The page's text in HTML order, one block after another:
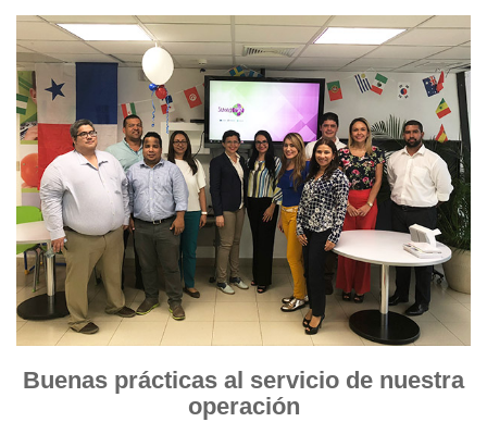
Buenas prácticas al servicio de nuestra
operación